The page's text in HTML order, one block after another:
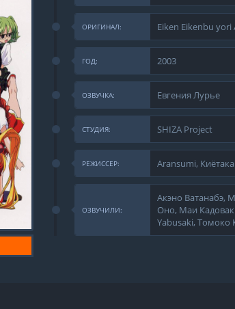
ОРИГИНАЛ: Eiken Eikenbu yori
ГОД: 2003
ОЗВУЧКА: Евгения Лурье
СТУДИЯ: SHIZA Project
РЕЖИССЕР: Aransumi,
ОЗВУЧИЛИ:
Акэно Ватанабэ,
Оно, Маи
Yabusaki, Томоко